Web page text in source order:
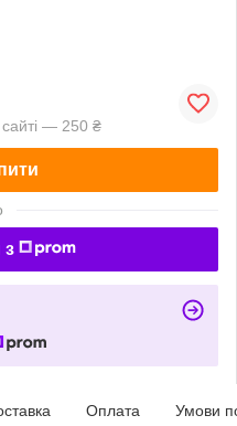
— 250 ₴
з
Оплата Умови